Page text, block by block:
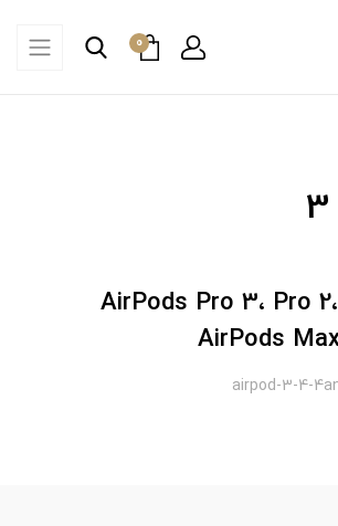
0
راهنمای خرید AirPods Pro 3، Pro 2،